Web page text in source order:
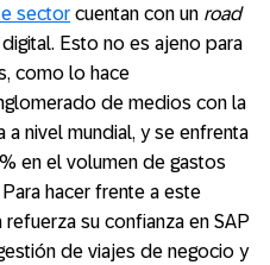
sector cuentan con un road
Esto no es ajeno para
como lo hace
de medios con la
a nivel mundial, y se enfrenta
en el volumen de gastos
hacer frente a este
su confianza en SAP
de viajes de negocio y